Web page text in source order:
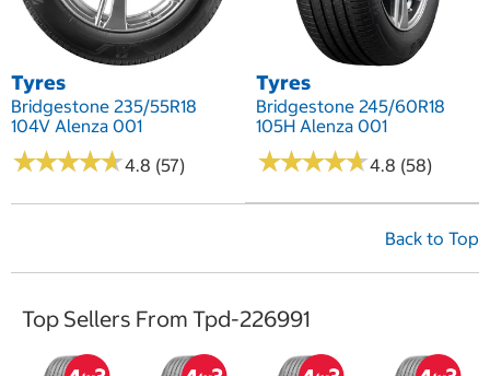
Tyres
Bridgestone 235/55R18
104V Alenza 001
★★★★★
★★★★★4.8 (57)
Tyres
Bridgestone 245/60R18
105H Alenza 001
★★★★★
★★★★★4.8 (58)
Back to Top
Top Sellers From Tpd-226991